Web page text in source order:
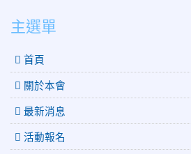
主選單
 首頁
關於本會
最新消息
活動報名